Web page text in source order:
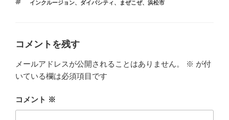
k
ゴ
タ
インクルージョン、 ダイバシティ、 まぜこぜ、 浜松市
コメントを残す
メールアドレスが公開されることはありません。 ※ が付
いている欄は必須項目です
コメント ※